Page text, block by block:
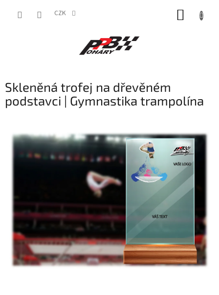
CZK
Skleněná trofej na dřevěném
podstavci | Gymnastika trampolína